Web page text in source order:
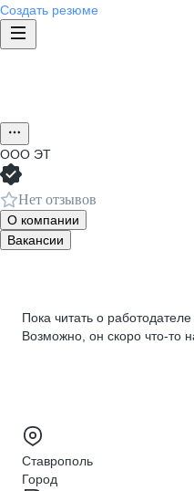
Создать резюме
ООО ЭТ
Нет отзывов
О компании
Вакансии
Пока читать о работодателе
Возможно, он скоро что‑то
Ставрополь
Город